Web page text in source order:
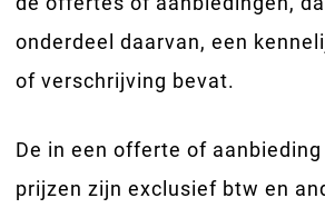
onderdeel daarvan, een
of verschrijving bevat.
De in een offerte of
prijzen zijn exclusief btw en